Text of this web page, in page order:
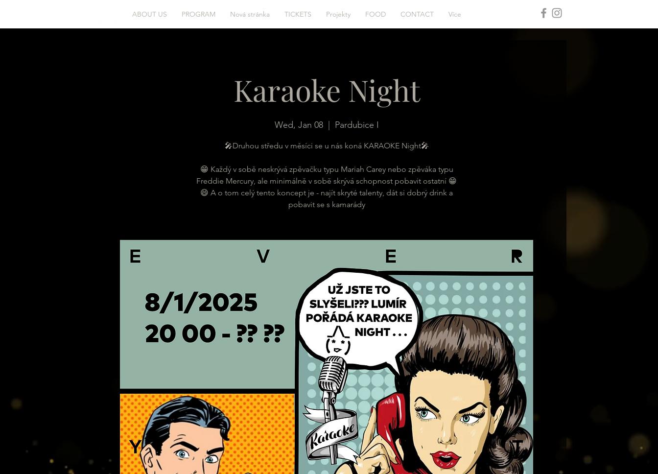
ABOUT US PROGRAM Nová stránka TICKETS Projekty FOOD CONTACT Více
Karaoke Night
Wed, Jan 08
  |
Pardubice I
🎤Druhou středu v měsíci se u nás koná KARAOKE Night🎤
😁 Každý v sobě neskrývá zpěvačku typu Mariah Carey nebo zpěváka typu
Freddie Mercury, ale minimálně v sobě skrývá schopnost pobavit ostatní 😁
😄 A o tom celý tento koncept je - najít skryté talenty, dát si dobrý drink a
pobavit se s kamarády